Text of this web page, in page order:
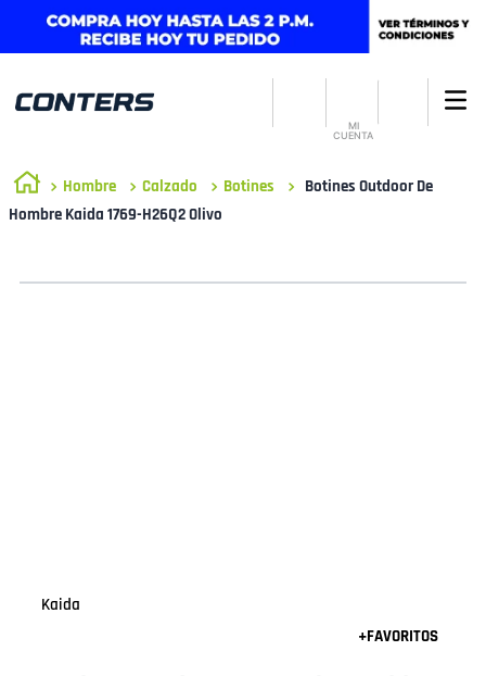
MI
CUENTA
Hombre Calzado Botines
Botines Outdoor De
Hombre Kaida 1769-H26Q2 Olivo
Kaida